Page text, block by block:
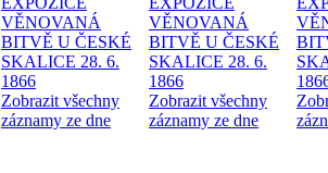
VĚNOVANÁ
BITVĚ U ČESKÉ
SKALICE 28. 6.
1866
Zobrazit všechny
záznamy ze dne
VĚNOVANÁ
BITVĚ U ČESKÉ
SKALICE 28. 6.
1866
Zobrazit všechny
záznamy ze dne